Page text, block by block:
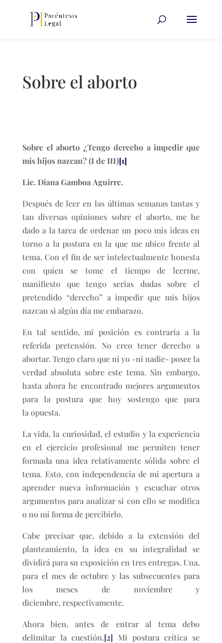
Sobre el aborto
Sobre el aborto ¿Tengo derecho a impedir que
mis hijos nazcan? (I de III)[1]
Lic. Diana Gamboa Aguirre.
Después de leer en las últimas semanas tantas y
tan diversas opiniones sobre el aborto, me he
dado a la tarea de ordenar un poco mis ideas en
torno a la postura en la que me ubico frente al
tema. Con el fin de ser intelectualmente honesta
con quien se tome el tiempo de leerme,
manifiesto que tengo serias dudas sobre el
pretendido “derecho” a impedir que mis hijos
nazcan si algún día me embarazo.
En tal sentido, mi posición es contraria a la
referida pretensión. No creo tener derecho a
abortar. Tengo claro que ni yo -ni nadie- posee la
verdad absoluta sobre este tema. Sin embargo,
hasta ahora he encontrado mejores argumentos
para la postura que hoy sostengo que para
la opuesta.
La vida, la curiosidad, el estudio y la experiencia
en el ejercicio profesional me permiten tener
formada una idea relativamente sólida sobre el
tema. Esto, con independencia de mi apertura a
aprender nueva información y escuchar otros
argumentos para analizar si con ello se modifica
o no mi forma de percibirlo.
Cabe precisar que, debido a la extensión del
planteamiento, la idea en su integralidad se
dividirá para su exposición en tres entregas. Una,
para el mes de octubre y las subsecuentes para
los meses de noviembre y
diciembre, respectivamente.
Ahora bien, antes de entrar al tema debo
delimitar la cuestión.[2] Mi postura crítica se